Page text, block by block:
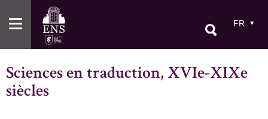
au
contenu
FR
Sciences en traduction, XVIe-XIXe
siècles